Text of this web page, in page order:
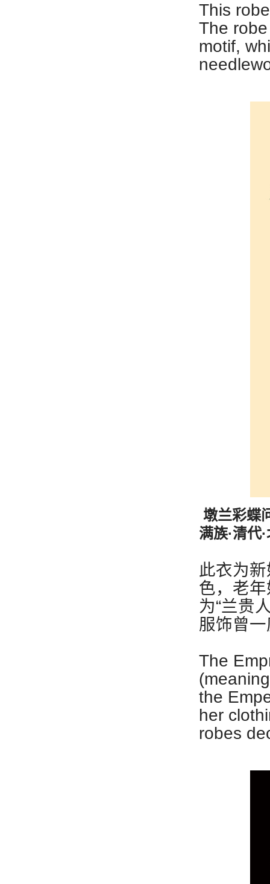
This
The
motif,
墩兰彩蝶
满族·清代
此衣为
色，老
为“兰贵
服饰曾
The
the
her
robes